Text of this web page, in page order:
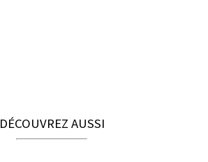
DÉCOUVREZ AUSSI